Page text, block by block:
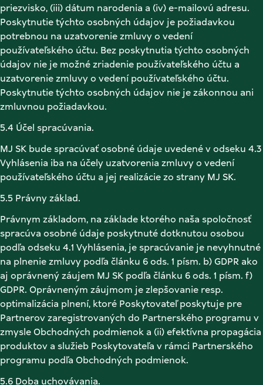
priezvisko, (iii) dátum narodenia a (iv) e-mailovú adresu.
Poskytnutie týchto osobných údajov je požiadavkou
potrebnou na uzatvorenie zmluvy o vedení
používateľského účtu. Bez poskytnutia týchto osobných
údajov nie je možné zriadenie používateľského účtu a
uzatvorenie zmluvy o vedení používateľského účtu.
Poskytnutie týchto osobných údajov nie je zákonnou ani
zmluvnou požiadavkou.
5.4 Účel spracúvania.
MJ SK bude spracúvať osobné údaje uvedené v odseku 4.3
Vyhlásenia iba na účely uzatvorenia zmluvy o vedení
používateľského účtu a jej realizácie zo strany MJ SK.
5.5 Právny základ.
Právnym základom, na základe ktorého naša spoločnosť
spracúva osobné údaje poskytnuté dotknutou osobou
podľa odseku 4.1 Vyhlásenia, je spracúvanie je nevyhnutné
na plnenie zmluvy podľa článku 6 ods. 1 písm. b) GDPR ako
aj oprávnený záujem MJ SK podľa článku 6 ods. 1 písm. f)
GDPR. Oprávneným záujmom je zlepšovanie resp.
optimalizácia plnení, ktoré Poskytovateľ poskytuje pre
Partnerov zaregistrovaných do Partnerského programu v
zmysle Obchodných podmienok a (ii) efektívna propagácia
produktov a služieb Poskytovateľa v rámci Partnerského
programu podľa Obchodných podmienok.
5.6 Doba uchovávania.